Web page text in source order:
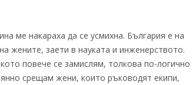
ме накараха да се усмихна. България е на
жените, заети в науката и инженерството.
повече се замислям, толкова по-логично
срещам жени, които ръководят екипи,